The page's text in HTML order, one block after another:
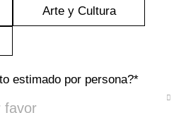
Arte y Cultura
estimado por persona?*